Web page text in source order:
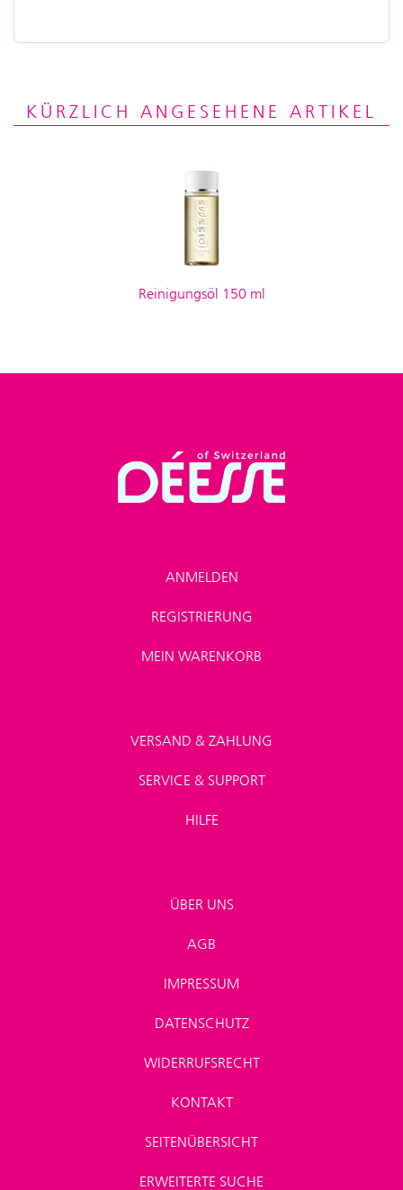
KÜRZLICH ANGESEHENE ARTIKEL
Reinigungsöl 150 ml
ANMELDEN
REGISTRIERUNG
MEIN WARENKORB
VERSAND & ZAHLUNG
SERVICE & SUPPORT
HILFE
ÜBER UNS
AGB
IMPRESSUM
DATENSCHUTZ
WIDERRUFSRECHT
KONTAKT
SEITENÜBERSICHT
ERWEITERTE SUCHE